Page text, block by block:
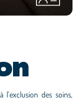
l’exclusion des soins,